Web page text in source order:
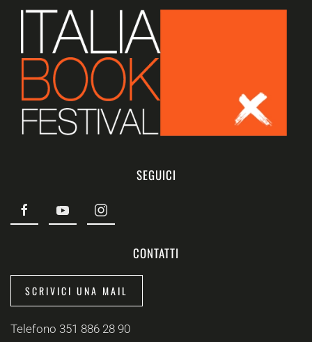
SEGUICI
CONTATTI
SCRIVICI UNA MAIL
Telefono 351 886 28 90